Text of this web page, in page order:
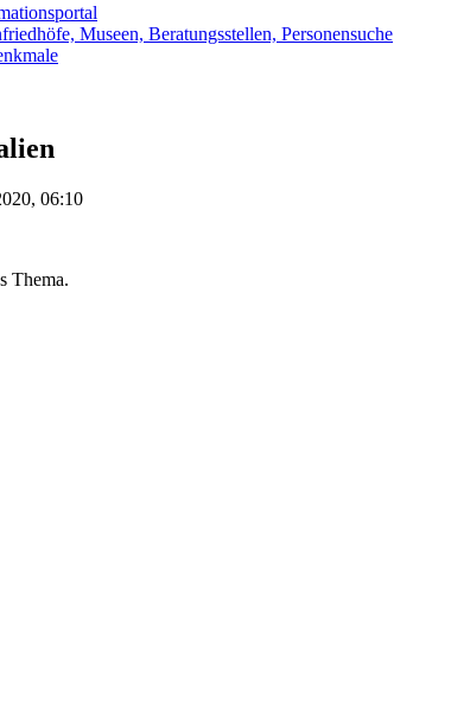
Museen, Beratungsstellen, Personensuche
06:10
Thema.